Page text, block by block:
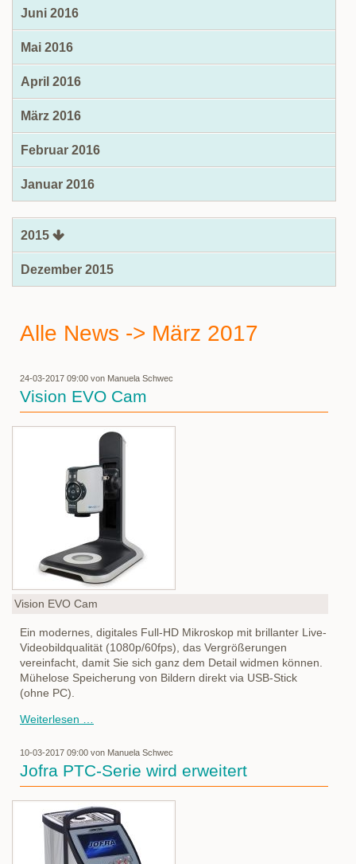
Juni 2016
Mai 2016
April 2016
März 2016
Februar 2016
Januar 2016
2015
Dezember 2015
Alle News -> März 2017
24-03-2017 09:00 von Manuela Schwec
Vision EVO Cam
Vision EVO Cam
Ein modernes, digitales Full-HD Mikroskop mit brillanter Live-
Videobildqualität (1080p/60fps), das Vergrößerungen
vereinfacht, damit Sie sich ganz dem Detail widmen können.
Mühelose Speicherung von Bildern direkt via USB-Stick
(ohne PC).
Weiterlesen …
Cam
10-03-2017 09:00 von Manuela Schwec
Jofra PTC-Serie wird erweitert